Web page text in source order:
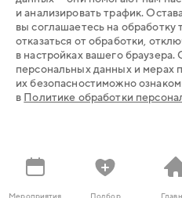
и анализировать трафик.
вы соглашаетесь на обработку
отказаться от обработки,
в настройках вашего
персональных данных и мерах
их безопасностиможно
в Политике обработки
Заказать